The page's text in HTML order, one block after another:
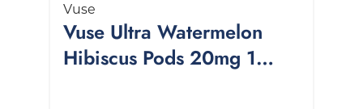
Vuse
Vuse Ultra Watermelon
Hibiscus Pods 20mg 1